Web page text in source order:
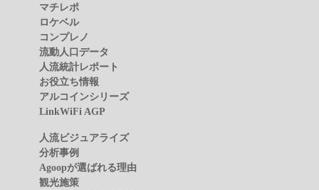
マチレポ
ロケベル
コンプレノ
流動人口データ
人流統計レポート
お役立ち情報
アルコインシリーズ
LinkWiFi AGP
人流ビジュアライズ
分析事例
Agoopが選ばれる理由
観光施策